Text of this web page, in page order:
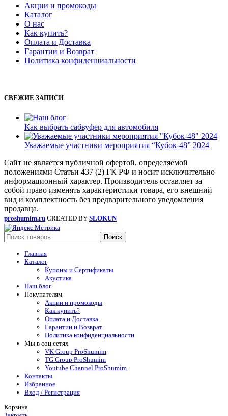
Акции и промокоды
Каталог
О нас
Как купить?
Оплата и Доставка
Гарантии и Возврат
Политика конфиденциальности
СВЕЖИЕ ЗАПИСИ
Как выбрать сабвуфер для автомобиля
Уважаемые участники мероприятия “Кубок-48” 2024
Сайт не является публичной офертой, определяемой
положениями Статьи 437 (2) ГК РФ и носит исключительно
информационный характер. Производитель оставляет за
собой право изменять характеристики товара, его внешний
вид и комплектность без предварительного уведомления
продавца.
proshumim.ru CREATED BY SLOKUN
Поиск
Главная
Каталог
Купоны и Сертификаты
Акустика
Наш блог
Покупателям
Акции и промокоды
Как купить?
Оплата и Доставка
Гарантии и Возврат
Политика конфиденциальности
Мы в соц.сетях
VK Group ProShumim
TG Group ProShumim
Youtube Channel ProShumim
Контакты
Избранное
Вход / Регистрация
Корзина